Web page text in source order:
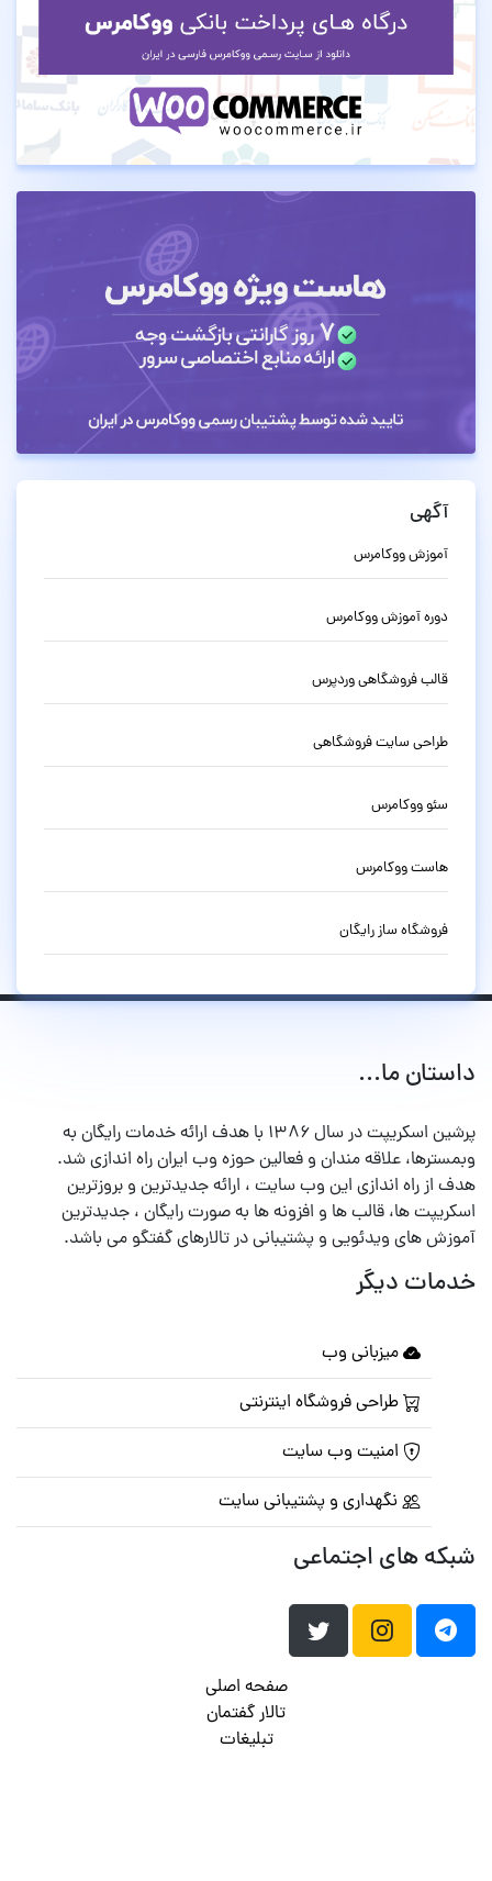
آگهی
آموزش ووکامرس
دوره آموزش ووکامرس
قالب فروشگاهی وردپرس
طراحی سایت فروشگاهی
سئو ووکامرس
هاست ووکامرس
فروشگاه ساز رایگان
داستان ما...
پرشین اسکریپت در سال ۱۳۸۶ با هدف ارائه خدمات رایگان به
وبمسترها، علاقه مندان و فعالین حوزه وب ایران راه اندازی شد.
هدف از راه اندازی این وب سایت ، ارائه جدیدترین و بروزترین
اسکریپت ها، قالب ها و افزونه ها به صورت رایگان ، جدیدترین
آموزش های ویدئویی و پشتیبانی در تالارهای گفتگو می باشد.
خدمات دیگر
میزبانی وب
طراحی فروشگاه اینترنتی
امنیت وب سایت
نگهداری و پشتیبانی سایت
شبکه های اجتماعی
صفحه اصلی
تالار گفتمان
تبلیغات